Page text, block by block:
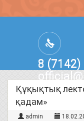
8 (7142)
г.Костанай,
Батыра, 3
Құқықтық
қадам»
admin